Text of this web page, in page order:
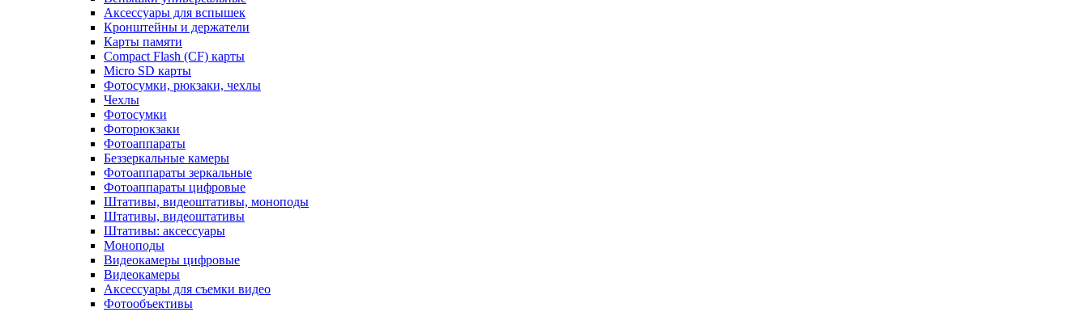
Аксесcуары для вспышек
Кронштейны и держатели
Карты памяти
Compact Flash (CF) карты
Micro SD карты
Фотосумки, рюкзаки, чехлы
Чехлы
Фотосумки
Фоторюкзаки
Фотоаппараты
Беззеркальные камеры
Фотоаппараты зеркальные
Фотоаппараты цифровые
Штативы, видеоштативы, моноподы
Штативы, видеоштативы
Штативы: аксессуары
Моноподы
Видеокамеры цифровые
Видеокамеры
Аксессуары для съемки видео
Фотообъективы